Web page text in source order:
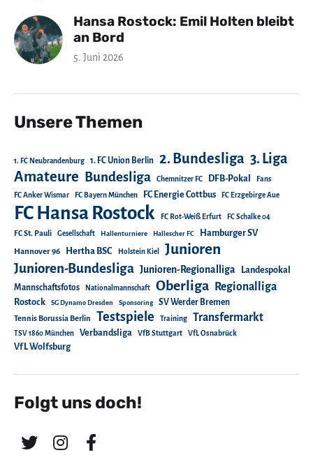
Hansa Rostock: Emil Holten bleibt
an Bord
5. Juni 2026
Unsere Themen
1. FC Neubrandenburg 1. FC Union Berlin 2. Bundesliga 3. Liga
Amateure Bundesliga Chemnitzer FC DFB-Pokal Fans
FC Anker Wismar FC Bayern München FC Energie Cottbus FC Erzgebirge Aue
FC Hansa Rostock FC Rot-Weiß Erfurt FC Schalke 04
FC St. Pauli Gesellschaft Hallenturniere Hallescher FC Hamburger SV
Hannover 96 Hertha BSC Holstein Kiel Junioren
Junioren-Bundesliga Junioren-Regionalliga
Landespokal
Mannschaftsfotos
Nationalmannschaft Oberliga Regionalliga
Rostock SG Dynamo Dresden Sponsoring SV Werder Bremen
Tennis Borussia Berlin Testspiele Training Transfermarkt
TSV 1860 München Verbandsliga VfB Stuttgart VfL Osnabrück
VfL Wolfsburg
Folgt uns doch!